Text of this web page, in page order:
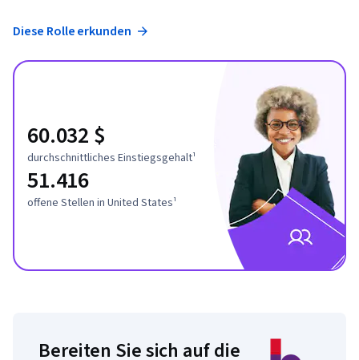
Diese Rolle erkunden
60.032 $
durchschnittliches Einstiegsgehalt¹
51.416
offene Stellen in United States¹
Bereiten Sie sich auf die